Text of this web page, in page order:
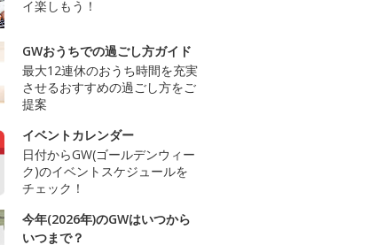
イ楽しもう！
GWおうちでの過ごし方ガイド
最大12連休のおうち時間を充実
させるおすすめの過ごし方をご
提案
イベントカレンダー
日付からGW(ゴールデンウィー
ク)のイベントスケジュールを
チェック！
今年(2026年)のGWはいつから
いつまで？